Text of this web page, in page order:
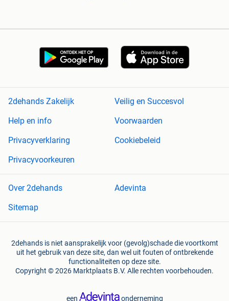
2dehands Zakelijk
Veilig en Succesvol
Help en info
Voorwaarden
Privacyverklaring
Cookiebeleid
Privacyvoorkeuren
Over 2dehands
Adevinta
Sitemap
2dehands is niet aansprakelijk voor (gevolg)schade die voortkomt
uit het gebruik van deze site, dan wel uit fouten of ontbrekende
functionaliteiten op deze site.
Copyright © 2026 Marktplaats B.V. Alle rechten voorbehouden.
een onderneming